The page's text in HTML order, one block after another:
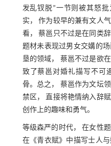
发乱钗脱”一节则被其怒
实， 作为较早的兼有文人
看， 蔡邕只不过是在同类
题材未表现过男女交媾的
垦的领域， 蔡邕不过是欲
致了蔡邕对婚礼描写不可
骨。总之， 蔡邕作为文坛
禁区， 直接将艳情纳入辞
创作上的趣味和勇气。
等级森严的时代， 在女性
在《青衣赋》中描写士人